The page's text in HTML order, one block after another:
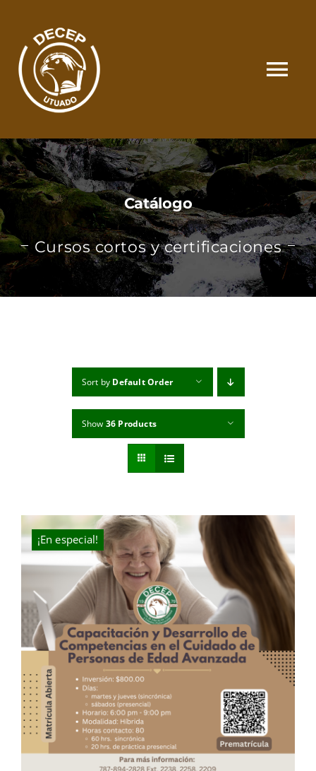
content
SOMOS
CATÁLOGO
MATRÍCULA Y PAGOS
CONTACTO
Catálogo
Cursos cortos y certificaciones
Sort by Default Order
Show 36 Products
¡En especial!